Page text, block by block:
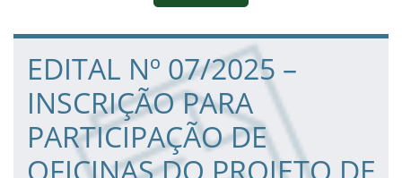
Fim da navegação
Início do conteúdo
EDITAL Nº 07/2025 –
INSCRIÇÃO PARA
PARTICIPAÇÃO DE